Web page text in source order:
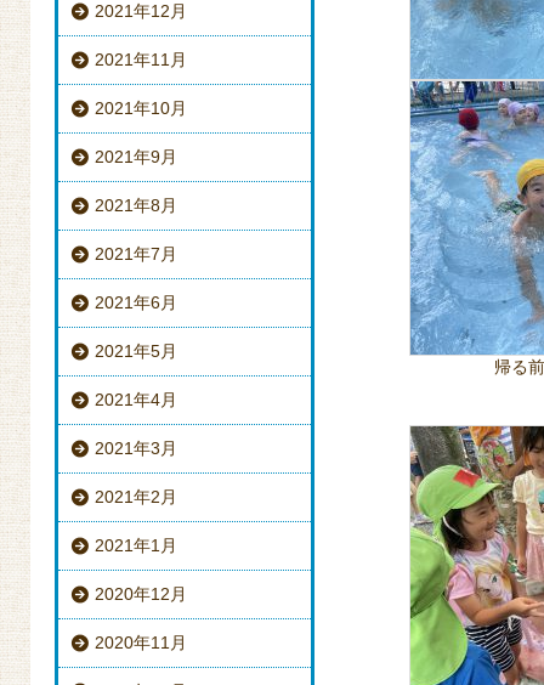
2021年12月
2021年11月
2021年10月
2021年9月
2021年8月
2021年7月
2021年6月
2021年5月
2021年4月
2021年3月
2021年2月
2021年1月
2020年12月
2020年11月
帰る